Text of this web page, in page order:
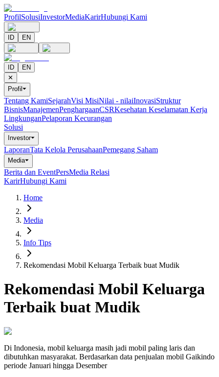
ProfilSolusiInvestorMediaKarirHubungi Kami
ID EN
ID
EN
✕
Profil ⏷
Tentang KamiSejarahVisi MisiNilai - nilaiInovasiStruktur
BisnisManajemenPenghargaanCSRKesehatan Keselamatan Kerja
LingkunganPelaporan Kecurangan
Solusi
Investor⏷
LaporanTata Kelola PerusahaanPemegang Saham
Media⏷
Berita dan EventPersMedia Relasi
KarirHubungi Kami
Home
Media
Info Tips
Rekomendasi Mobil Keluarga Terbaik buat Mudik
Rekomendasi Mobil Keluarga
Terbaik buat Mudik
Di Indonesia, mobil keluarga masih jadi mobil paling laris dan
dibutuhkan masyarakat. Berdasarkan data penjualan mobil Gaikindo
periode Januari hingga Desember